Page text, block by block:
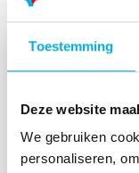
Toestemming
Deze website
We gebruiken
personaliseren,
Vlaardingen: